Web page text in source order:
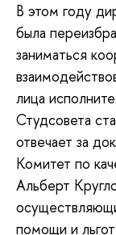
В этом году
была
заниматься
лица
Студсовета
отвечает за
Комитет по
Альберт
помощи и